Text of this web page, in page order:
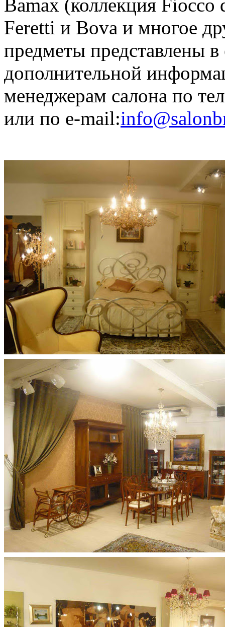
Bamax (коллекция Fiocco
Feretti и Bova и многое
предметы представлены
дополнительной
менеджерам салона по
или по e-mail: